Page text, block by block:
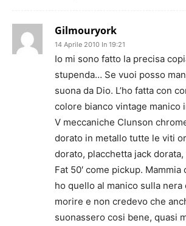
Gilmouryork
14 Aprile 2010 In 19:21
Io mi sono fatto la precisa
stupenda… Se vuoi posso
suona da Dio. L’ho fatta con
colore bianco vintage manico
V meccaniche Clunson
dorato in metallo tutte le viti
dorato, placchetta jack
Fat 50′ come pickup.
ho quello al manico sulla nera
morire e non credevo che
suonassero cosi bene, quasi